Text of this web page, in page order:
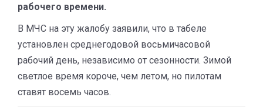
рабочего времени.
В МЧС на эту жалобу заявили, что в табеле
установлен среднегодовой восьмичасовой
рабочий день, независимо от сезонности. Зимой
светлое время короче, чем летом, но пилотам
ставят восемь часов.